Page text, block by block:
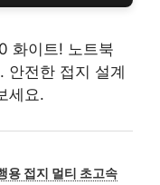
화이트! 노트북
안전한 접지 설계
세요.
용 접지 멀티 초고속